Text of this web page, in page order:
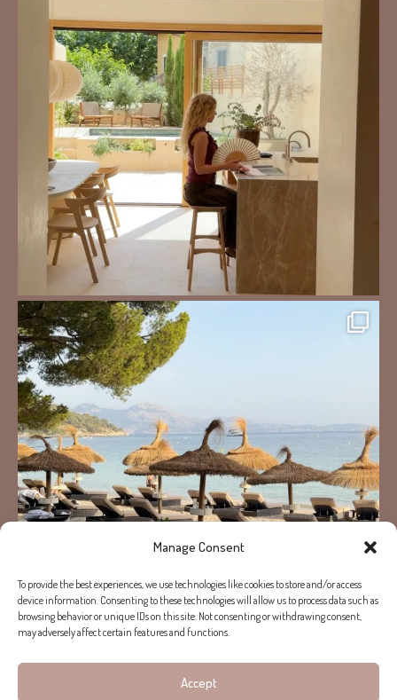
Manage Consent
To provide the best experiences, we use technologies like cookies to store and/or access
device information. Consenting to these technologies will allow us to process data such as
browsing behavior or unique IDs on this site. Not consenting or withdrawing consent,
may adversely affect certain features and functions.
Accept
Auf Instagram folgen